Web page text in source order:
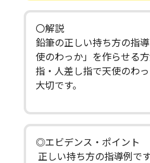
〇解説
鉛筆の正しい持ち方の指
使のわっか」を作らせる
指・人差し指で天使のわ
大切です。
◎エビデンス・ポイント
正しい持ち方の指導例で